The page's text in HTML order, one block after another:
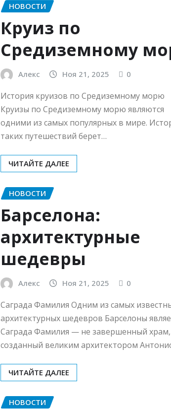
НОВОСТИ
Круиз по
Средиземному
Алекс Ноя 21, 2025 0
История круизов по Средиземному морю
Круизы по Средиземному морю являются
одними из самых популярных в мире.
таких путешествий берет…
ЧИТАЙТЕ ДАЛЕЕ
НОВОСТИ
Барселона:
архитектурные
шедевры
Алекс Ноя 21, 2025 0
Саграда Фамилия Одним из самых
архитектурных шедевров Барселоны
Саграда Фамилия — не завершенный храм,
созданный великим архитектором
ЧИТАЙТЕ ДАЛЕЕ
НОВОСТИ